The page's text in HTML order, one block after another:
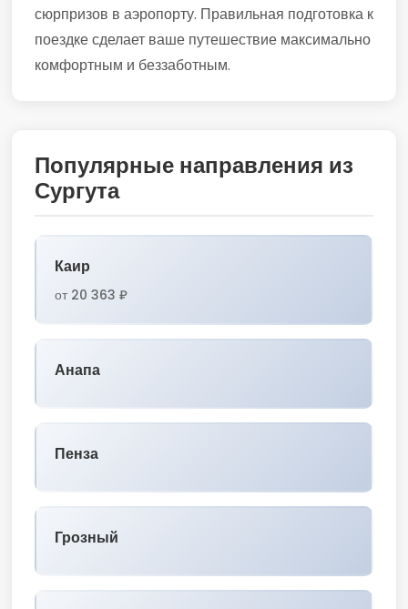
сюрпризов в аэропорту. Правильная подготовка к
поездке сделает ваше путешествие максимально
комфортным и беззаботным.
Популярные направления из
Сургута
Каир
от 20 363 ₽
Анапа
Пенза
Грозный